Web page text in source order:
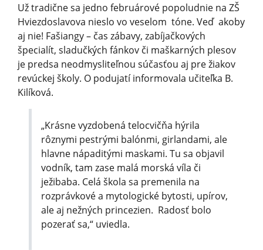
Už tradične sa jedno februárové popoludnie na ZŠ
Hviezdoslavova nieslo vo veselom tóne. Veď akoby
aj nie! Fašiangy – čas zábavy, zabíjačkových
špecialít, sladučkých fánkov či maškarných plesov
je predsa neodmysliteľnou súčasťou aj pre žiakov
revúckej školy. O podujatí informovala učiteľka B.
Kilíková.
„Krásne vyzdobená telocvičňa hýrila
rôznymi pestrými balónmi, girlandami, ale
hlavne nápaditými maskami. Tu sa objavil
vodník, tam zase malá morská víla či
ježibaba. Celá škola sa premenila na
rozprávkové a mytologické bytosti, upírov,
ale aj nežných princezien. Radosť bolo
pozerať sa,“ uviedla.